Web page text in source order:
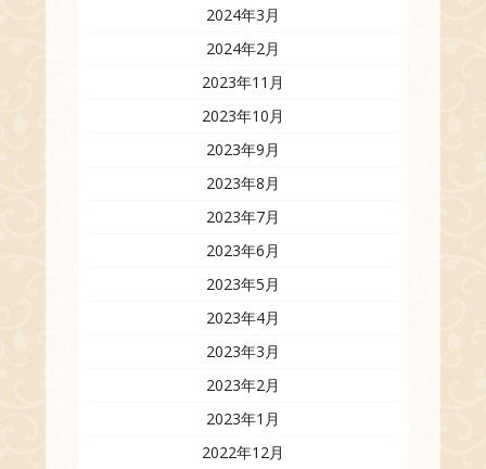
2024年3月
2024年2月
2023年11月
2023年10月
2023年9月
2023年8月
2023年7月
2023年6月
2023年5月
2023年4月
2023年3月
2023年2月
2023年1月
2022年12月